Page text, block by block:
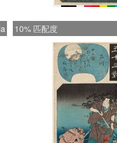
10% 匹配度